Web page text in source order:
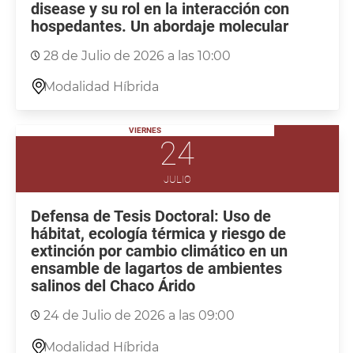
disease y su rol en la interacción con
hospedantes. Un abordaje molecular
28 de Julio de 2026 a las 10:00
Modalidad Híbrida
VIERNES
24
JULIO
Defensa de Tesis Doctoral: Uso de
hábitat, ecología térmica y riesgo de
extinción por cambio climático en un
ensamble de lagartos de ambientes
salinos del Chaco Árido
24 de Julio de 2026 a las 09:00
Modalidad Híbrida